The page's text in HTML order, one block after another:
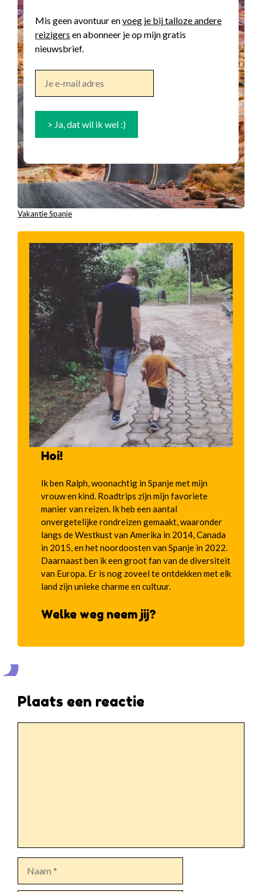
Mis geen avontuur envoeg je bij talloze andere
reizigers en abonneer je op mijn gratis
nieuwsbrief.
Vakantie Spanje
Hoi!
Ik ben Ralph, woonachtig in Spanje met mijn
vrouw en kind. Roadtrips zijn mijn favoriete
manier van reizen. Ik heb een aantal
onvergetelijke rondreizen gemaakt, waaronder
langs de Westkust van Amerika in 2014, Canada
in 2015, en het noordoosten van Spanje in 2022.
Daarnaast ben ik een groot fan van de diversiteit
van Europa. Er is nog zoveel te ontdekken met elk
land zijn unieke charme en cultuur.
Welke weg neem jij?
Plaats een reactie